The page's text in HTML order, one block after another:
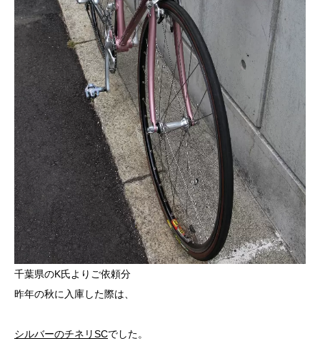
千葉県のK氏よりご依頼分
昨年の秋に入庫した際は、
シルバーのチネリSCでした。